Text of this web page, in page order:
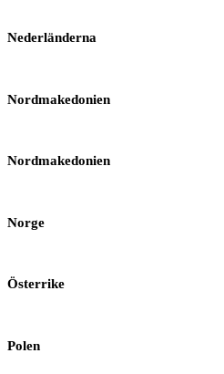
Nederländerna
Nordmakedonien
Nordmakedonien
Norge
Österrike
Polen